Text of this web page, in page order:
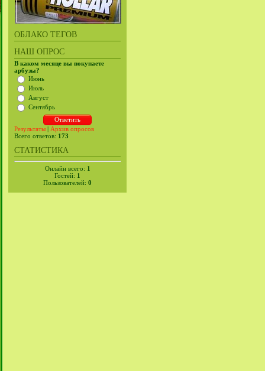
ОБЛАКО ТЕГОВ
НАШ ОПРОС
В каком месяце вы покупаете
арбузы?
Июнь
Июль
Август
Сентябрь
Результаты | Архив опросов
Всего ответов: 173
СТАТИСТИКА
Онлайн всего: 1
Гостей: 1
Пользователей: 0